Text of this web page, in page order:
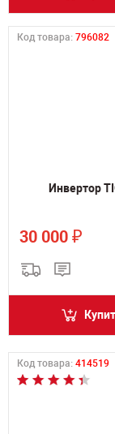
Код товара: 796082
Инвертор
30 000 ₽
Код товара: 414519